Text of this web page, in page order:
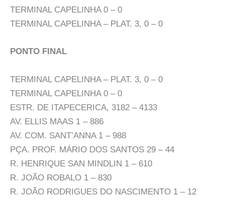
TERMINAL CAPELINHA 0 – 0
TERMINAL CAPELINHA – PLAT. 3, 0 – 0
PONTO FINAL
TERMINAL CAPELINHA – PLAT. 3, 0 – 0
TERMINAL CAPELINHA 0 – 0
ESTR. DE ITAPECERICA, 3182 – 4133
AV. ELLIS MAAS 1 – 886
AV. COM. SANT’ANNA 1 – 988
PÇA. PROF. MÁRIO DOS SANTOS 29 – 44
R. HENRIQUE SAN MINDLIN 1 – 610
R. JOÃO ROBALO 1 – 830
R. JOÃO RODRIGUES DO NASCIMENTO 1 – 12